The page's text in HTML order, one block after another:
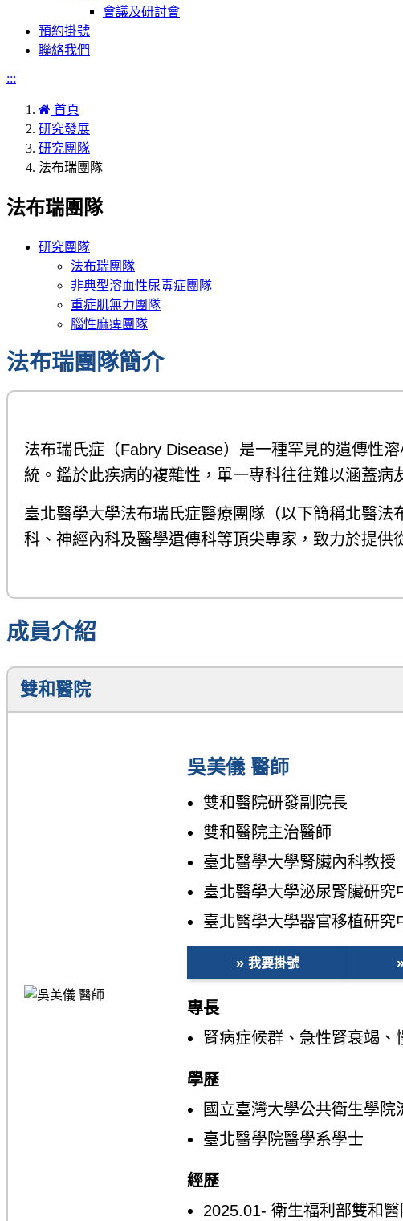
會議及研討會
預約掛號
聯絡我們
:::
首頁
研究發展
研究團隊
法布瑞團隊
法布瑞團隊
研究團隊
法布瑞團隊
非典型溶血性尿毒症團隊
重症肌無力團隊
腦性麻痺團隊
法布瑞團隊簡介
法布瑞氏症（Fabry Disease）是一種罕見的遺傳性
統。鑑於此疾病的複雜性，單一專科往往難以涵蓋病
臺北醫學大學法布瑞氏症醫療團隊（以下簡稱北醫
科、神經內科及醫學遺傳科等頂尖專家，致力於提供
成員介紹
雙和醫院
吳美儀 醫師
雙和醫院研發副院長
雙和醫院主治醫師
臺北醫學大學腎臟內科教授
臺北醫學大學泌尿腎臟研究
臺北醫學大學器官移植研究
我要掛號
專長
腎病症候群、急性腎衰竭
學歷
國立臺灣大學公共衛生學
臺北醫學院醫學系學士
經歷
2025.01- 衛生福利部雙和